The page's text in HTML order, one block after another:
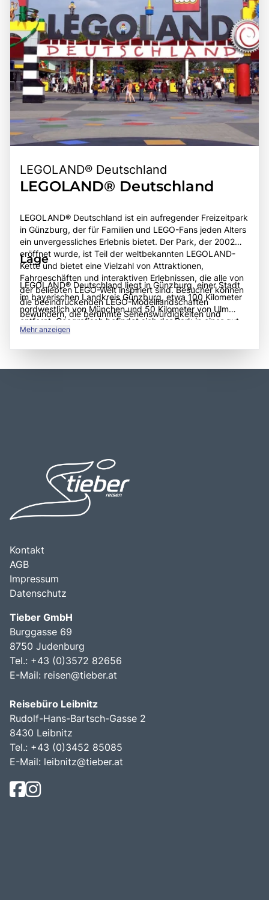
LEGOLAND® Deutschland
LEGOLAND® Deutschland
LEGOLAND® Deutschland ist ein aufregender Freizeitpark
in Günzburg, der für Familien und LEGO-Fans jeden Alters
ein unvergessliches Erlebnis bietet. Der Park, der 2002
eröffnet wurde, ist Teil der weltbekannten LEGOLAND-
Kette und bietet eine Vielzahl von Attraktionen,
Fahrgeschäften und interaktiven Erlebnissen, die alle von
der beliebten LEGO-Welt inspiriert sind. Besucher können
die beeindruckenden LEGO-Modelllandschaften
bewundern, die berühmte Sehenswürdigkeiten und
Städte aus aller Welt nachbilden, sowie aufregende
genießen. Ein besonderes Highlight ist der Miniland-
Lage
LEGOLAND® Deutschland liegt in Günzburg, einer Stadt
im bayerischen Landkreis Günzburg, etwa 100 Kilometer
nordwestlich von München und 50 Kilometer von Ulm
entfernt. Geografisch befindet sich der Park in einer gut
erreichbaren Lage, die sowohl mit dem Auto als auch mit
eine direkte Verbindung zu den umliegenden Städten
erleben, macht LEGOLAND® Deutschland zu einem
unverzichtbaren Ziel für Reisende, die Spaß und
Abenteuer suchen.
Mehr anzeigen
Kontakt
AGB
Impressum
Datenschutz
Tieber GmbH
Burggasse 69
8750 Judenburg
Tel.: +43 (0)3572 82656
E-Mail: reisen@tieber.at
Reisebüro Leibnitz
Rudolf-Hans-Bartsch-Gasse 2
8430 Leibnitz
Tel.: +43 (0)3452 85085
E-Mail: leibnitz@tieber.at